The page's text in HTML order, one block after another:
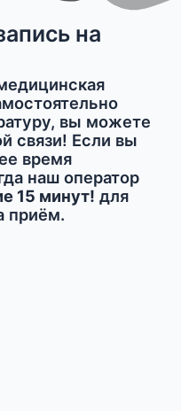
на
вы можете
связи! Если вы
время
наш оператор
15 минут! для
приём.